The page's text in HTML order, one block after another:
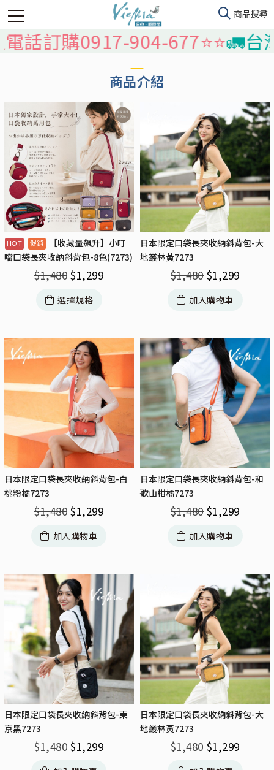
訂購0917-904-677⭐️⭐️🚛台灣
商品介紹
【收藏量飆升】小叮
噹口袋長夾收納斜背包-8色(7273)
$1,480 $1,299
選擇規格
日本限定口袋長夾收納斜背包-大
地叢林黃7273
$1,480 $1,299
加入購物車
日本限定口袋長夾收納斜背包-白
桃粉橘7273
$1,480 $1,299
加入購物車
日本限定口袋長夾收納斜背包-和
歌山柑橘7273
$1,480 $1,299
加入購物車
日本限定口袋長夾收納斜背包-東
京黑7273
$1,480 $1,299
日本限定口袋長夾收納斜背包-大
地叢林黃7273
$1,480 $1,299